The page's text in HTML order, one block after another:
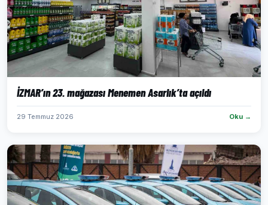
İZMAR’ın 23. mağazası Menemen Asarlık’ta açıldı
29 Temmuz 2026 Oku →